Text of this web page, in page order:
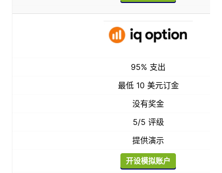
95% 支出
最低 10 美元订金
没有奖金
5/5 评级
提供演示
开设模拟账户